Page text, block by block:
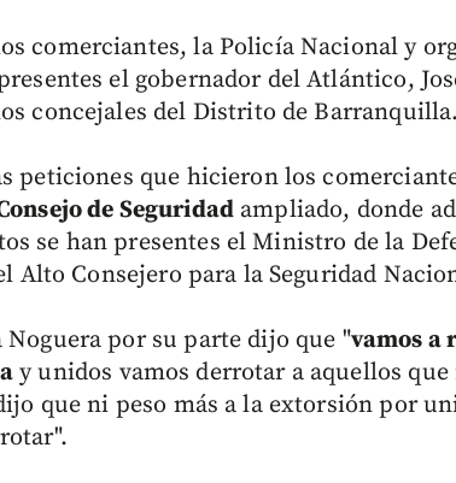
comerciantes, la Policía Nacional y
el gobernador del Atlántico,
concejales del Distrito de Barranquilla.
peticiones que hicieron los
de Seguridad ampliado, donde
se han presentes el Ministro de la
Alto Consejero para la Seguridad
Noguera por su parte dijo que "vamos a
y unidos vamos derrotar a aquellos
que ni peso más a la extorsión por